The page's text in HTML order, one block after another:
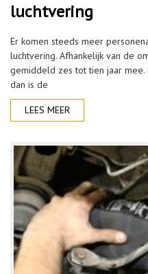
luchtvering
Er komen steeds meer
luchtvering. Afhankelijk van de
gemiddeld zes tot tien jaar
dan is de
LEES MEER